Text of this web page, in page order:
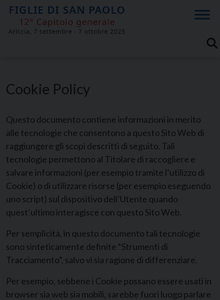
Skip
content
Cookie Policy
Questo documento contiene informazioni in merito
alle tecnologie che consentono a questo Sito Web di
raggiungere gli scopi descritti di seguito. Tali
tecnologie permettono al Titolare di raccogliere e
salvare informazioni (per esempio tramite l’utilizzo di
Cookie) o di utilizzare risorse (per esempio eseguendo
uno script) sul dispositivo dell’Utente quando
quest’ultimo interagisce con questo Sito Web.
Per semplicità, in questo documento tali tecnologie
sono sinteticamente definite “Strumenti di
Tracciamento”, salvo vi sia ragione di differenziare.
Per esempio, sebbene i Cookie possano essere usati in
browser sia web sia mobili, sarebbe fuori luogo parlare